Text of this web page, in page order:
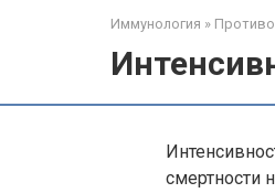
Иммунология »
смертности